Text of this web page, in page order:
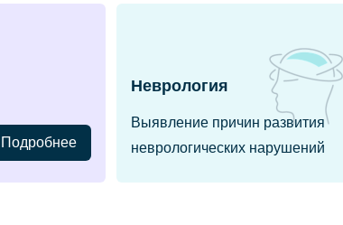
Подробнее
Неврология
Выявление причин развития
неврологических нарушений